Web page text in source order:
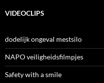
VIDEOCLIPS
dodelijk ongeval mestsilo
NAPO veiligheidsfilmpjes
Safety with a smile